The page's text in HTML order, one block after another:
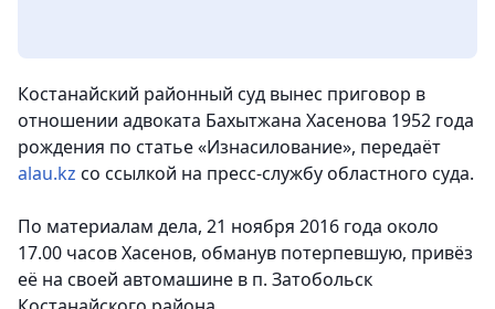
Костанайский районный суд вынес приговор в
отношении адвоката Бахытжана Хасенова 1952 года
рождения по статье «Изнасилование», передаёт
alau.kz со ссылкой на пресс-службу областного суда.
По материалам дела, 21 ноября 2016 года около
17.00 часов Хасенов, обманув потерпевшую, привёз
её на своей автомашине в п. Затобольск